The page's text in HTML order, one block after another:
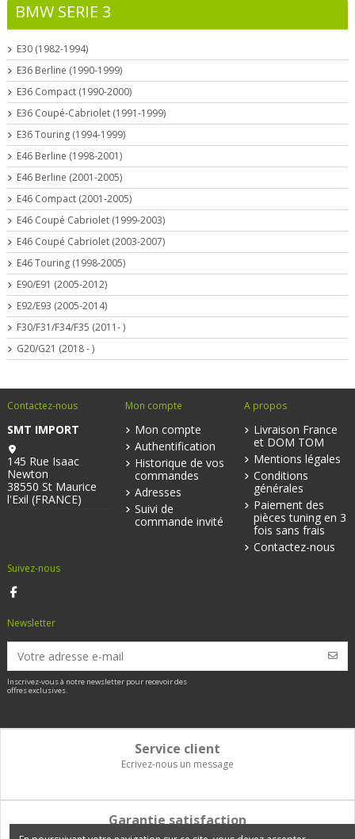
BMW SERIE 3
E30 (1982-1994)
E36 Berline (1990-1999)
E36 Compact (1990-2000)
E36 Coupé-Cabriolet (1991-1999)
E36 Touring (1994-1999)
E46 Berline (1998-2001)
E46 Berline (2001-2005)
E46 Compact (2001-2005)
E46 Coupé Cabriolet (1999-2003)
E46 Coupé Cabriolet (2003-2007)
E46 Touring (1998-2005)
E90/E91 (2005-2012)
E92/E93 (2005-2014)
F30/F31/F34/F35 (2011- )
G20/G21 (2018 - )
Contactez-nous
SMT IMPORT
145 Rue Isaac
Newton
38550 St Maurice
l'Exil (FRANCE)
Mon compte
Mon compte
Authentification
Historique de vos
commandes
Adresses
Suivi de
commande invité
A propos
Livraison France
et DOM TOM
Mentions légales
Conditions
générales
Paiement des
pièces tuning en 3
fois sans frais
Contactez-nous
Suivez-nous
Newsletter
Inscrivez-vous à notre newsletter pour recevoir des
offres exclusives.
Service client
Ecrivez-nous un message
Garantie satisfaction
Vous disposez de 14 jours pour changer d'avis et être remboursé